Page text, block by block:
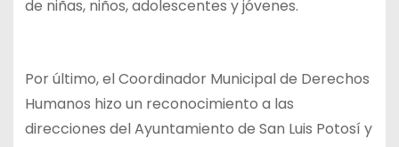
de niñas, niños, adolescentes y jóvenes.
Por último, el Coordinador Municipal de Derechos
Humanos hizo un reconocimiento a las
direcciones del Ayuntamiento de San Luis Potosí y